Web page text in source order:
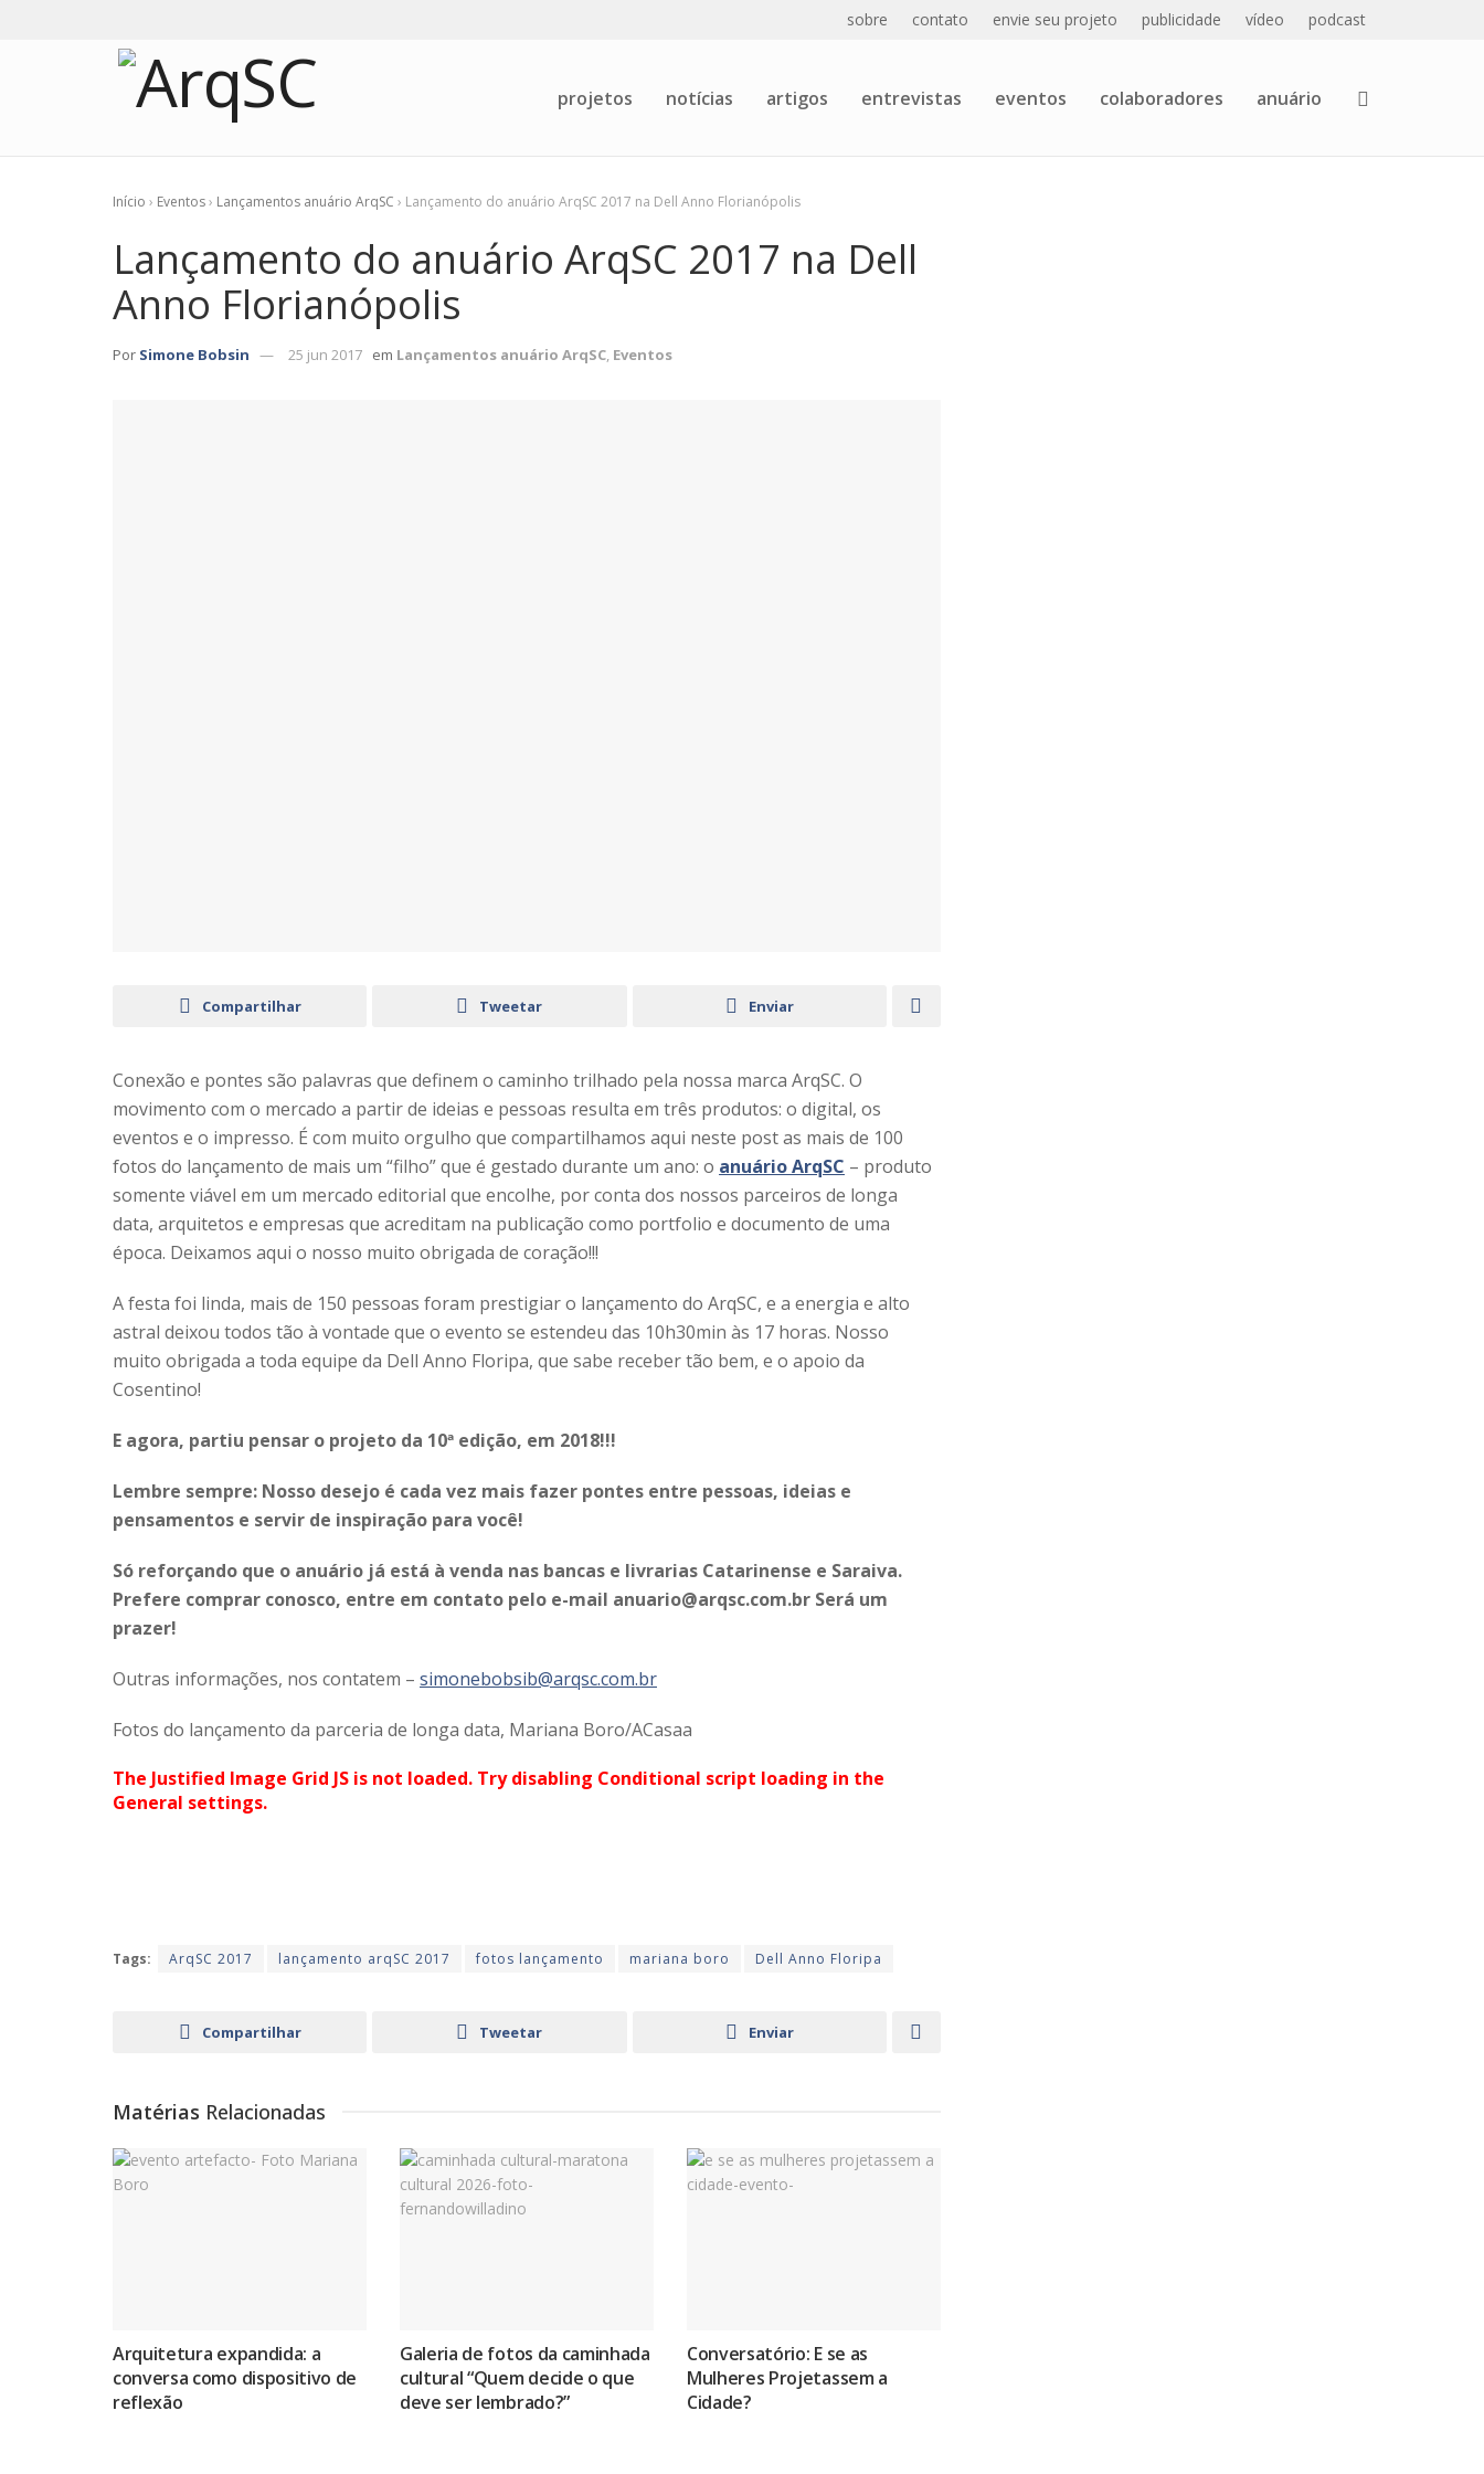
sobre contato envie seu projeto publicidade vídeo podcast
projetos notícias artigos entrevistas eventos colaboradores anuário
Início › Eventos› Lançamentos anuário ArqSC › Lançamento do anuário ArqSC 2017 na Dell Anno Florianópolis
Lançamento do anuário ArqSC 2017 na Dell
Anno Florianópolis
Por Simone Bobsin 25 jun 2017 em Lançamentos anuário ArqSC, Eventos
Compartilhar Tweetar Enviar
Conexão e pontes são palavras que definem o caminho trilhado pela nossa marca ArqSC. O
movimento com o mercado a partir de ideias e pessoas resulta em três produtos: o digital, os
eventos e o impresso. É com muito orgulho que compartilhamos aqui neste post as mais de 100
fotos do lançamento de mais um “filho” que é gestado durante um ano: o anuário ArqSC – produto
somente viável em um mercado editorial que encolhe, por conta dos nossos parceiros de longa
data, arquitetos e empresas que acreditam na publicação como portfolio e documento de uma
época. Deixamos aqui o nosso muito obrigada de coração!!!
A festa foi linda, mais de 150 pessoas foram prestigiar o lançamento do ArqSC, e a energia e alto
astral deixou todos tão à vontade que o evento se estendeu das 10h30min às 17 horas. Nosso
muito obrigada a toda equipe da Dell Anno Floripa, que sabe receber tão bem, e o apoio da
Cosentino!
E agora, partiu pensar o projeto da 10ª edição, em 2018!!!
Lembre sempre: Nosso desejo é cada vez mais fazer pontes entre pessoas, ideias e
pensamentos e servir de inspiração para você!
Só reforçando que o anuário já está à venda nas bancas e livrarias Catarinense e Saraiva.
Prefere comprar conosco, entre em contato pelo e-mail anuario@arqsc.com.br Será um
prazer!
Outras informações, nos contatem – simonebobsib@arqsc.com.br
Fotos do lançamento da parceria de longa data, Mariana Boro/ACasaa
The Justified Image Grid JS is not loaded. Try disabling Conditional script loading in the
General settings.
Tags: ArqSC 2017 lançamento arqSC 2017 fotos lançamento mariana boro Dell Anno Floripa
Compartilhar Tweetar Enviar
Matérias Relacionadas
Arquitetura expandida: a
conversa como dispositivo de
reflexão
Galeria de fotos da caminhada
cultural “Quem decide o que
deve ser lembrado?”
Conversatório: E se as
Mulheres Projetassem a
Cidade?